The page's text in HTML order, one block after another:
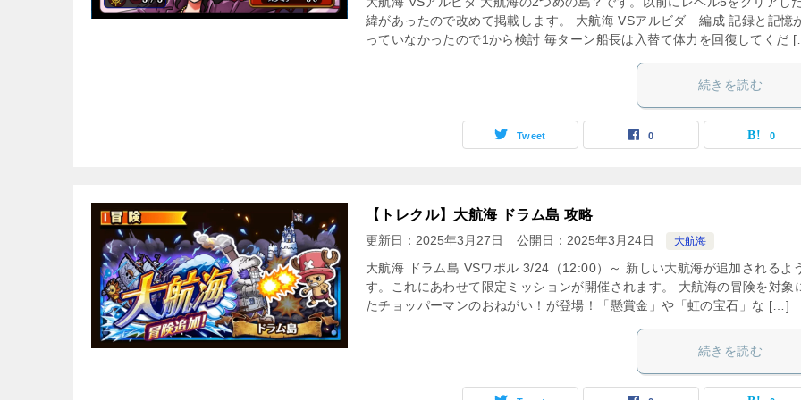
緯があったので改めて掲載します。 大航海 VSアルビダ 編成 記録と記憶
っていなかったので1から検討 毎ターン船長は入替て体力を回復してくだ
続きを読む
Tweet 0 0
【トレクル】大航海 ドラム島 攻略
更新日： 2025年3月27日 公開日： 2025年3月24日 大航海
大航海 ドラム島 VSワポル 3/24（12:00）～ 新しい大航海が追加されるよ
す。これにあわせて限定ミッションが開催されます。 大航海の冒険を対象
たチョッパーマンのおねがい！が登場！「懸賞金」や「虹の宝石」な […]
続きを読む